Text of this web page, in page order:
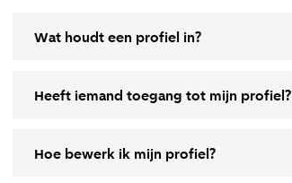
Wat houdt een profiel in?
Heeft iemand toegang tot mijn profiel?
Hoe bewerk ik mijn profiel?